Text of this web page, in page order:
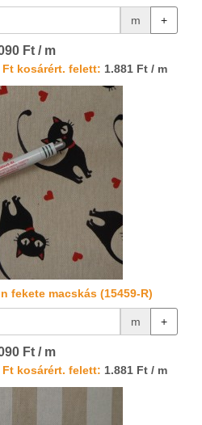
m +
Ft / m
Ft kosárért. felett: 1.881 Ft / m
fekete macskás (15459-R)
m +
Ft / m
Ft kosárért. felett: 1.881 Ft / m